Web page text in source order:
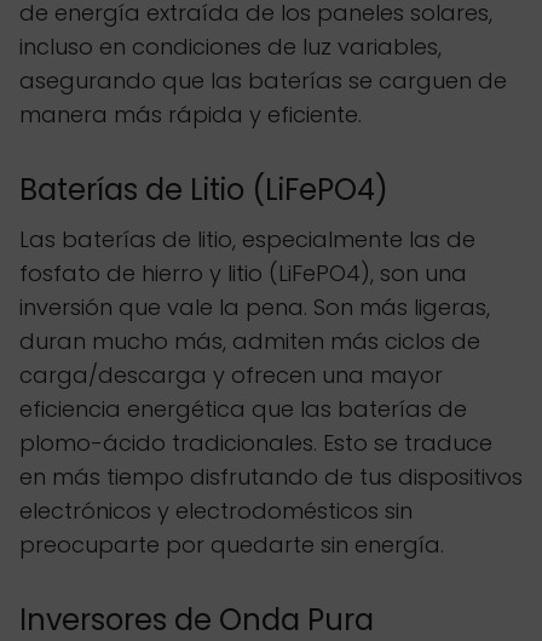
de energía extraída de los paneles solares,
incluso en condiciones de luz variables,
asegurando que las baterías se carguen de
manera más rápida y eficiente.
Baterías de Litio (LiFePO4)
Las baterías de litio, especialmente las de
fosfato de hierro y litio (LiFePO4), son una
inversión que vale la pena. Son más ligeras,
duran mucho más, admiten más ciclos de
carga/descarga y ofrecen una mayor
eficiencia energética que las baterías de
plomo-ácido tradicionales. Esto se traduce
en más tiempo disfrutando de tus dispositivos
electrónicos y electrodomésticos sin
preocuparte por quedarte sin energía.
Inversores de Onda Pura